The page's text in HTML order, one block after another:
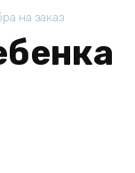
на заказ